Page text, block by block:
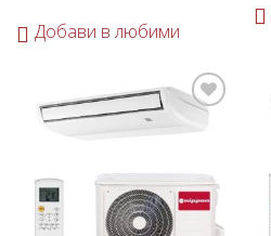
Добави в любими
в